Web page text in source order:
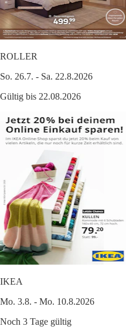
ROLLER
So. 26.7. - Sa. 22.8.2026
Gültig bis 22.08.2026
IKEA
Mo. 3.8. - Mo. 10.8.2026
Noch 3 Tage gültig